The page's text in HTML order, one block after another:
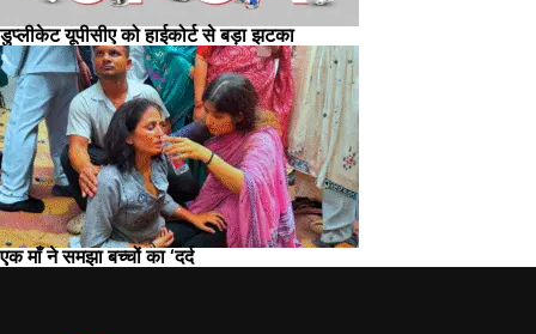
डुप्लीकेट यूपीसीए को हाईकोर्ट से बड़ा झटका
एक माँ ने समझा बच्चों का ‘दर्द